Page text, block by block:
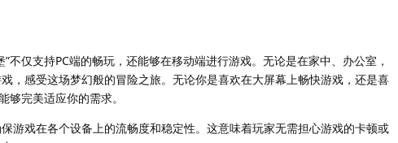
不仅支持PC端的畅玩，还能够在移动端进行游戏。无论是在家中、办公室，
，感受这场梦幻般的冒险之旅。无论你是喜欢在大屏幕上畅快游戏，还是喜
够完美适应你的需求。
游戏在各个设备上的流畅度和稳定性。这意味着玩家无需担心游戏的卡顿或